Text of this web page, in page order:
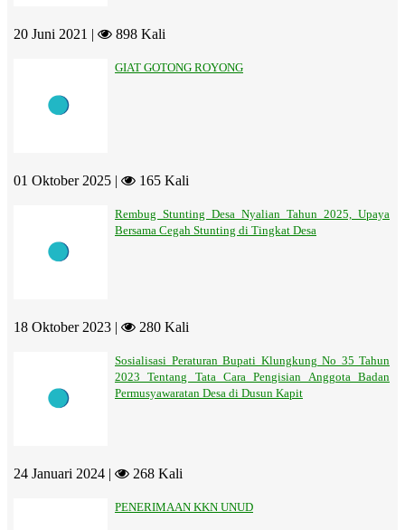
20 Juni 2021 | 898 Kali
GIAT GOTONG ROYONG
01 Oktober 2025 | 165 Kali
Rembug Stunting Desa Nyalian Tahun 2025, Upaya
Bersama Cegah Stunting di Tingkat Desa
18 Oktober 2023 | 280 Kali
Sosialisasi Peraturan Bupati Klungkung No 35 Tahun
2023 Tentang Tata Cara Pengisian Anggota Badan
Permusyawaratan Desa di Dusun Kapit
24 Januari 2024 | 268 Kali
PENERIMAAN KKN UNUD